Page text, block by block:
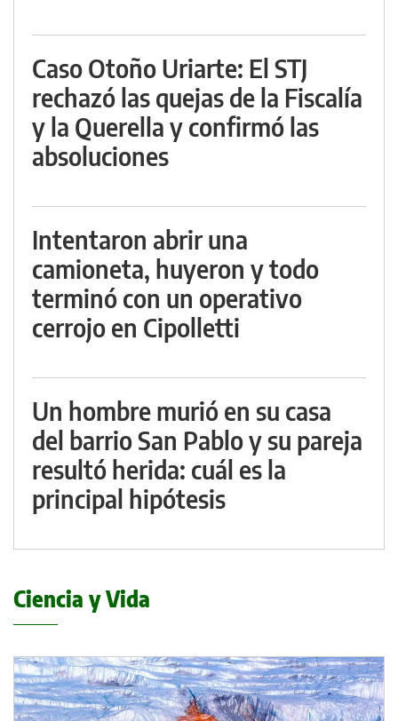
Caso Otoño Uriarte: El STJ
rechazó las quejas de la Fiscalía
y la Querella y confirmó las
absoluciones
Intentaron abrir una
camioneta, huyeron y todo
terminó con un operativo
cerrojo en Cipolletti
Un hombre murió en su casa
del barrio San Pablo y su pareja
resultó herida: cuál es la
principal hipótesis
Ciencia y Vida